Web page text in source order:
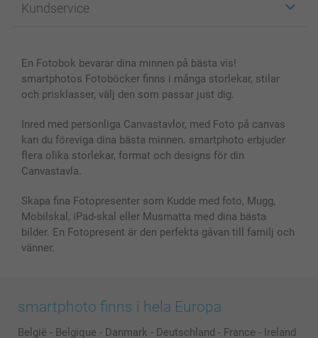
Fotoböcker
Skal till Mobil & Surfplatta
MyNameBook
Fotoramar & Tillbehör
Presentkort
Alla fotoprodukter
För affiliates
Sitemap
Villkor och garantier
Kundservice
smartbonus
Priser & betalning
En Fotobok bevarar dina minnen på bästa vis!
smartphotos Fotoböcker finns i många storlekar, stilar
och prisklasser, välj den som passar just dig.
Inred med personliga Canvastavlor, med Foto på canvas
kan du föreviga dina bästa minnen. smartphoto erbjuder
flera olika storlekar, format och designs för din
Canvastavla.
Skapa fina Fotopresenter som Kudde med foto, Mugg,
Mobilskal, iPad-skal eller Musmatta med dina bästa
bilder. En Fotopresent är den perfekta gåvan till familj och
vänner.
smartphoto finns i hela Europa
België - Belgique - Danmark - Deutschland - France - Ireland